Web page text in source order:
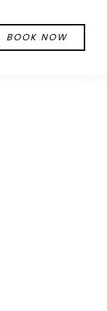
BOOK NOW